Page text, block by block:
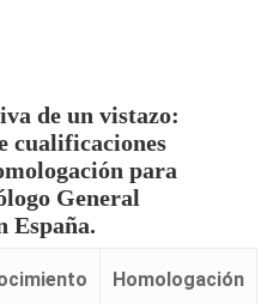
de un vistazo:
cualificaciones
para
General
España.
Homologación